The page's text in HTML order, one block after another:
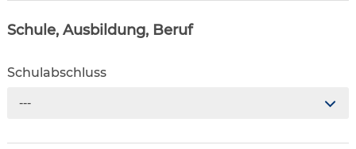
Schule, Ausbildung, Beruf
Schulabschluss
---